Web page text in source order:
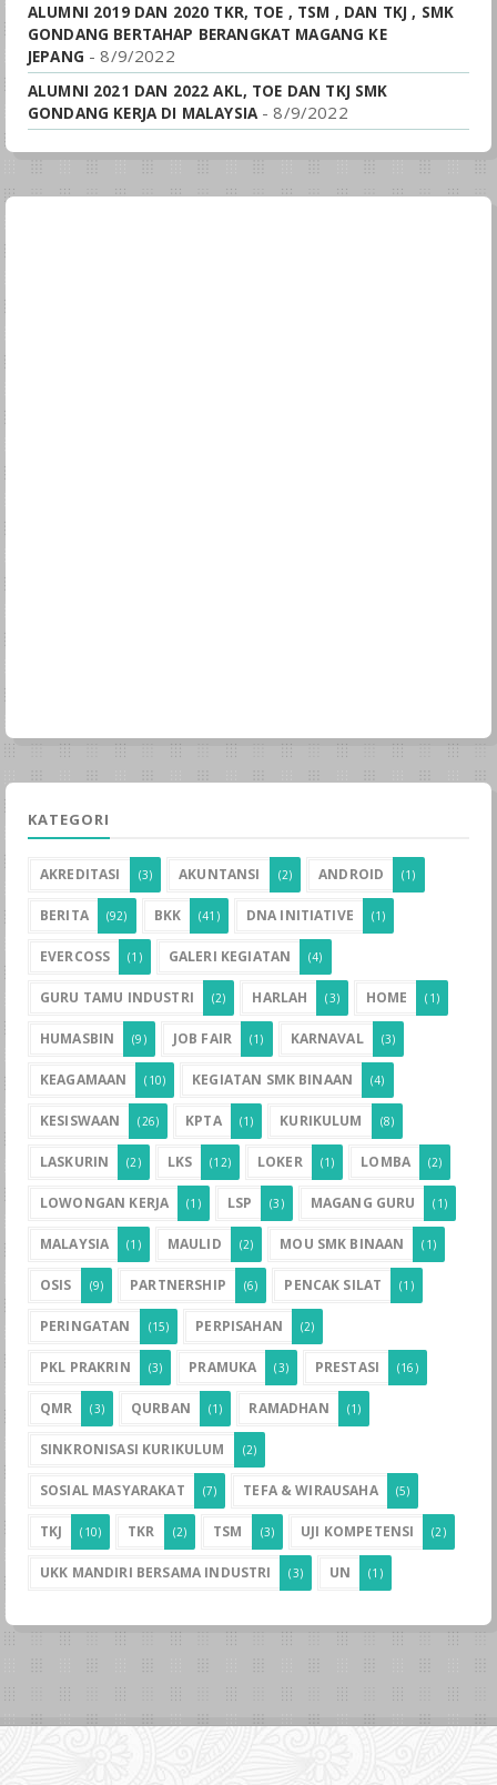
ALUMNI 2019 DAN 2020 TKR, TOE , TSM , DAN TKJ , SMK
GONDANG BERTAHAP BERANGKAT MAGANG KE
JEPANG - 8/9/2022
ALUMNI 2021 DAN 2022 AKL, TOE DAN TKJ SMK
GONDANG KERJA DI MALAYSIA - 8/9/2022
KATEGORI
AKREDITASI (3) AKUNTANSI (2) ANDROID (1)
BERITA (92) BKK (41) DNA INITIATIVE (1)
EVERCOSS (1) GALERI KEGIATAN (4)
GURU TAMU INDUSTRI (2) HARLAH (3) HOME (1)
HUMASBIN (9) JOB FAIR (1) KARNAVAL (3)
KEAGAMAAN (10) KEGIATAN SMK BINAAN (4)
KESISWAAN (26) KPTA (1) KURIKULUM (8)
LASKURIN (2) LKS (12) LOKER (1) LOMBA (2)
LOWONGAN KERJA (1) LSP (3) MAGANG GURU (1)
MALAYSIA (1) MAULID (2) MOU SMK BINAAN (1)
OSIS (9) PARTNERSHIP (6) PENCAK SILAT (1)
PERINGATAN (15) PERPISAHAN (2)
PKL PRAKRIN (3) PRAMUKA (3) PRESTASI (16)
QMR (3) QURBAN (1) RAMADHAN (1)
SINKRONISASI KURIKULUM (2)
SOSIAL MASYARAKAT (7) TEFA & WIRAUSAHA (5)
TKJ (10) TKR (2) TSM (3) UJI KOMPETENSI (2)
UKK MANDIRI BERSAMA INDUSTRI (3) UN (1)